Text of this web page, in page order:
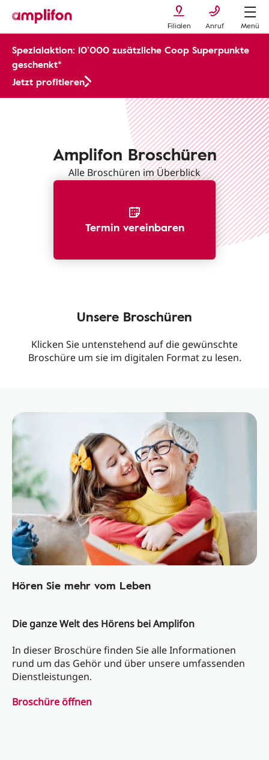
Filialen Anruf Menü
Spezialaktion: 10’000 zusätzliche Coop Superpunkte
geschenkt*
Jetzt profitieren
Amplifon Broschüren
Alle Broschüren im Überblick
Termin vereinbaren
Unsere Broschüren
Klicken Sie untenstehend auf die gewünschte
Broschüre um sie im digitalen Format zu lesen.
Hören Sie mehr vom Leben
Die ganze Welt des Hörens bei Amplifon
In dieser Broschüre finden Sie alle Informationen
rund um das Gehör und über unsere umfassenden
Dienstleistungen.
Broschüre öffnen